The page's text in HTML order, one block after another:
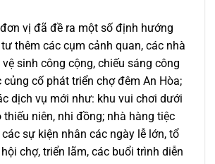
vị đã đề ra một số định hướng
thêm các cụm cảnh quan, các nhà
sinh công cộng, chiếu sáng công
cố phát triển chợ đêm An Hòa;
dịch vụ mới như: khu vui chơi dưới
niên, nhi đồng; nhà hàng tiệc
sự kiện nhân các ngày lễ lớn, tổ
chợ, triển lãm, các buổi trình diễn